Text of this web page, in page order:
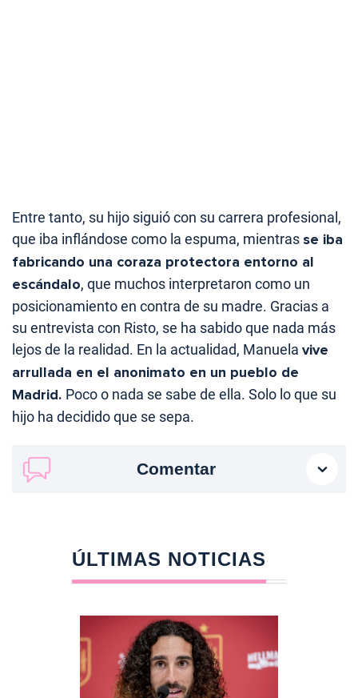
Entre tanto, su hijo siguió con su carrera profesional,
que iba inflándose como la espuma, mientras se iba
fabricando una coraza protectora entorno al
escándalo, que muchos interpretaron como un
posicionamiento en contra de su madre. Gracias a
su entrevista con Risto, se ha sabido que nada más
lejos de la realidad. En la actualidad, Manuela vive
arrullada en el anonimato en un pueblo de
Madrid. Poco o nada se sabe de ella. Solo lo que su
hijo ha decidido que se sepa.
Comentar
ÚLTIMAS NOTICIAS